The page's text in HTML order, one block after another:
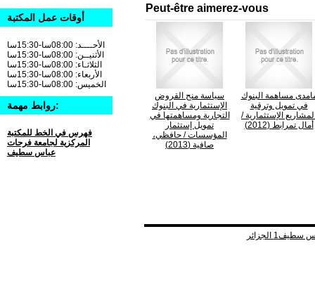
Peut-être aimerez-vous
سياسة منح القروض
الإستثمارية في البنوك
التجارية ومساهمتها في
تمويل إستثمار
المؤسسات/ حافظي،
صافية (2013)
مساهمة البنوك
في تمويل وترقية
الإستثمارية/
أمال تمرابط (2012)
أوقات عمل المكتبة
الأحــــد: 08:00سا-15:30سا
الأثنيــن: 08:00سا-15:30سا
الثلاثـاء: 08:00سا-15:30سا
الأربعاء: 08:00سا-15:30سا
الخميس: 08:00سا-15:30سا
روابط مهمة:
فهرس في الخط للمكتبة
المركزية لجامعة فرحات
عباس سطيف